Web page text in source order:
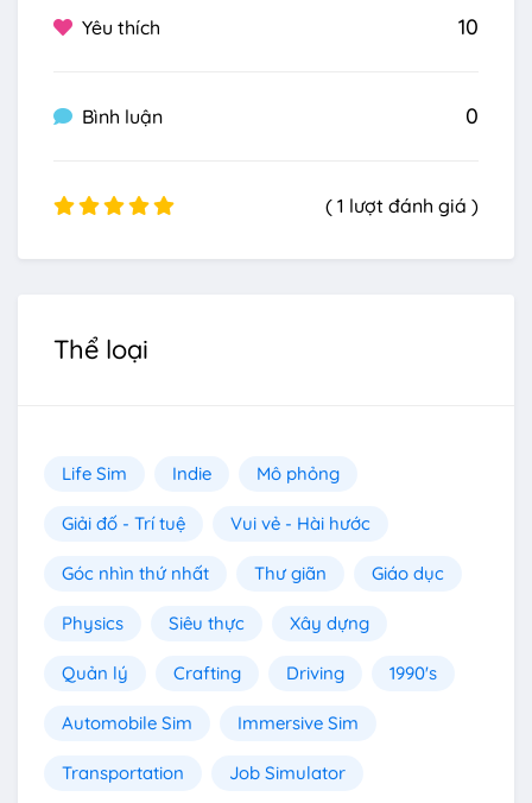
Yêu thích 10
Bình luận 0
( 1 lượt đánh giá )
Thể loại
Life Sim Indie Mô phỏng
Giải đố - Trí tuệ Vui vẻ - Hài hước
Góc nhìn thứ nhất Thư giãn Giáo dục
Physics Siêu thực Xây dựng
Quản lý Crafting Driving 1990's
Automobile Sim Immersive Sim
Transportation Job Simulator